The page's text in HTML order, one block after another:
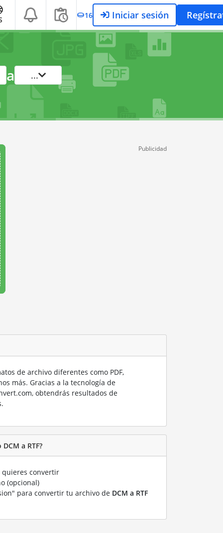
16 Iniciar sesión
a ...
Publicidad
de archivo diferentes como PDF,
más. Gracias a la tecnología de
obtendrás resultados de
a RTF?
convertir
(opcional)
para convertir tu archivo de DCM a RTF